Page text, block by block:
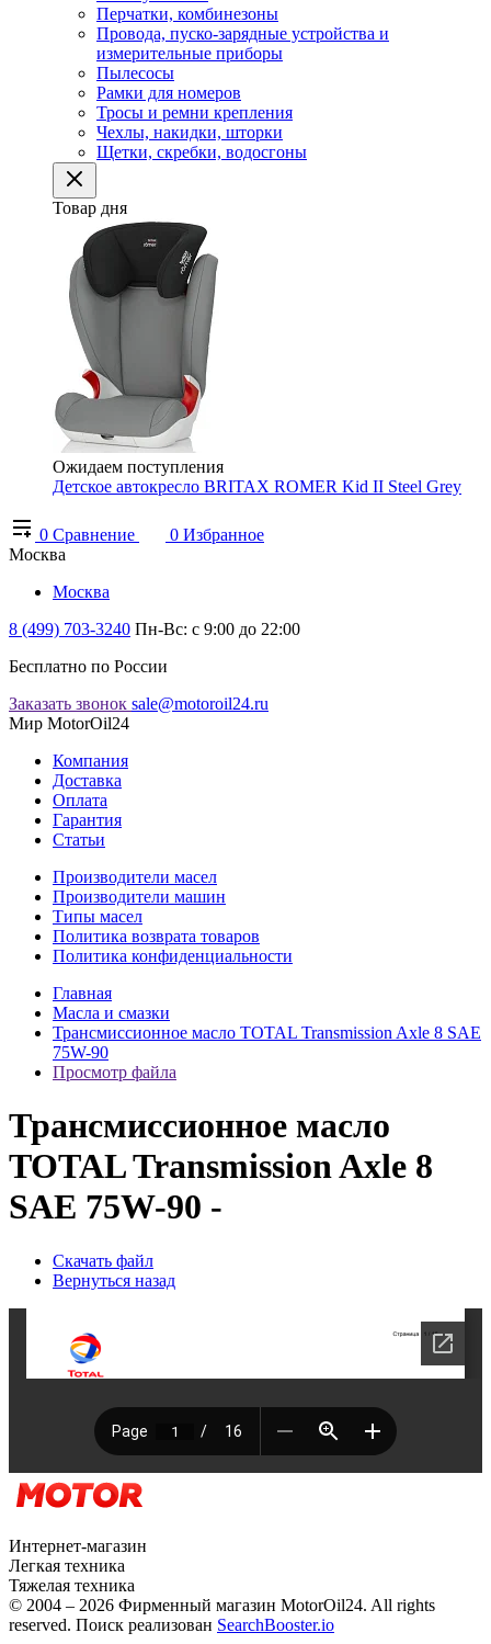
Перчатки, комбинезоны
Провода, пуско-зарядные устройства и
измерительные приборы
Пылесосы
Рамки для номеров
Тросы и ремни крепления
Чехлы, накидки, шторки
Щетки, скребки, водосгоны
Товар дня
Ожидаем поступления
Детское автокресло BRITAX ROMER Kid II Steel Grey
0 Сравнение 0 Избранное
Москва
Москва
8 (499) 703-3240 Пн-Вс: с 9:00 до 22:00
Бесплатно по России
Заказать звонок sale@motoroil24.ru
Мир MotorOil24
Компания
Доставка
Оплата
Гарантия
Статьи
Производители масел
Производители машин
Типы масел
Политика возврата товаров
Политика конфиденциальности
Главная
Масла и смазки
Трансмиссионное масло TOTAL Transmission Axle 8 SAE
75W-90
Просмотр файла
Трансмиссионное масло
TOTAL Transmission Axle 8
SAE 75W-90 -
Скачать файл
Вернуться назад
Интернет-магазин
Легкая техника
Тяжелая техника
© 2004 – 2026 Фирменный магазин MotorOil24. All rights
reserved. Поиск реализован SearchBooster.io